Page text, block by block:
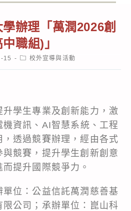
辦理「萬潤2026創
職組)」
15
Post校外宣導與活動
學生專業及創新能力，激
資訊、AI智慧系統、工程
透過競賽辦理，經由各式
競賽，提升學生創新創意
提升國際競爭力。
位：公益信託萬潤慈善基
公司；承辦單位：崑山科